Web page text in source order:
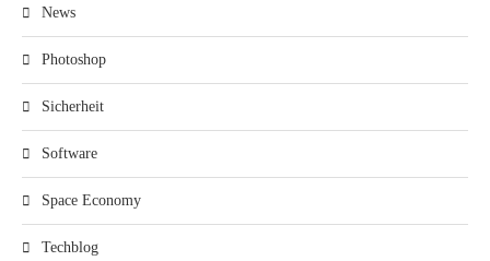
News
Photoshop
Sicherheit
Software
Space Economy
Techblog